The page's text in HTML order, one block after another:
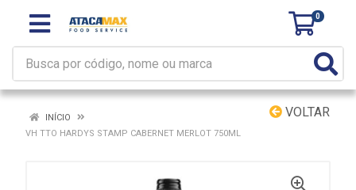
0
VOLTAR
INÍCIO
VH TTO HARDYS STAMP CABERNET MERLOT 750ML